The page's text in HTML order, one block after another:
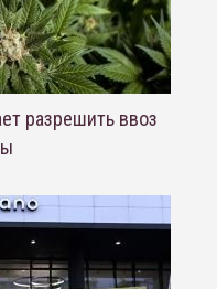
разрешить ввоз